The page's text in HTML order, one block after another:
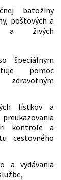
batožiny
poštových a
a živých
špeciálnym
pomoc
lístkov a
kontrole a
cestovného
a vydávania